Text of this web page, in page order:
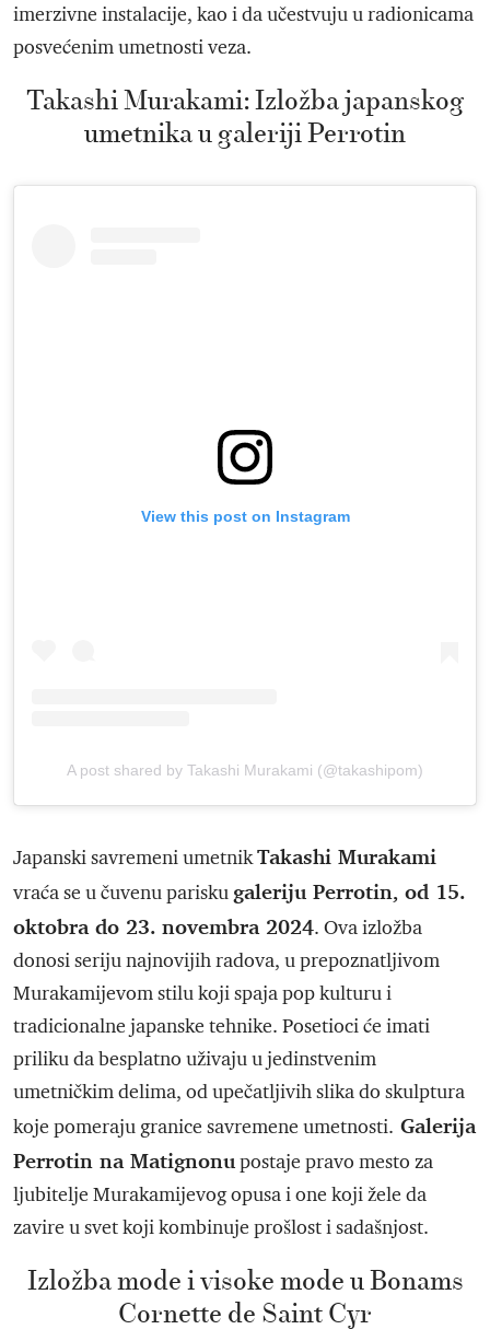
imerzivne instalacije, kao i da učestvuju u radionicama
posvećenim umetnosti veza.
Takashi Murakami: Izložba japanskog
umetnika u galeriji Perrotin
View this post on Instagram
A post shared by Takashi Murakami (@takashipom)
Japanski savremeni umetnikTakashi Murakami
vraća se u čuvenu parisku galeriju Perrotin, od 15.
oktobra do 23. novembra 2024. Ova izložba
donosi seriju najnovijih radova, u prepoznatljivom
Murakamijevom stilu koji spaja pop kulturu i
tradicionalne japanske tehnike. Posetioci će imati
priliku da besplatno uživaju u jedinstvenim
umetničkim delima, od upečatljivih slika do skulptura
koje pomeraju granice savremene umetnosti. Galerija
Perrotin na Matignonupostaje pravo mesto za
ljubitelje Murakamijevog opusa i one koji žele da
zavire u svet koji kombinuje prošlost i sadašnjost.
Izložba mode i visoke mode u Bonams
Cornette de Saint Cyr